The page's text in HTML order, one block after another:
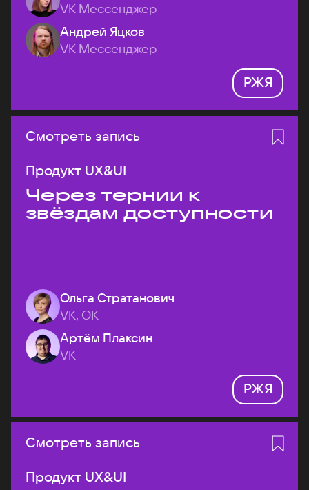
VK Мессенджер
Андрей Яцков
VK Мессенджер
РЖЯ
Смотреть запись
Продукт UX&UI
Через тернии к
звёздам доступности
Ольга Стратанович
VK, ОК
Артём Плаксин
VK
РЖЯ
Смотреть запись
Продукт UX&UI